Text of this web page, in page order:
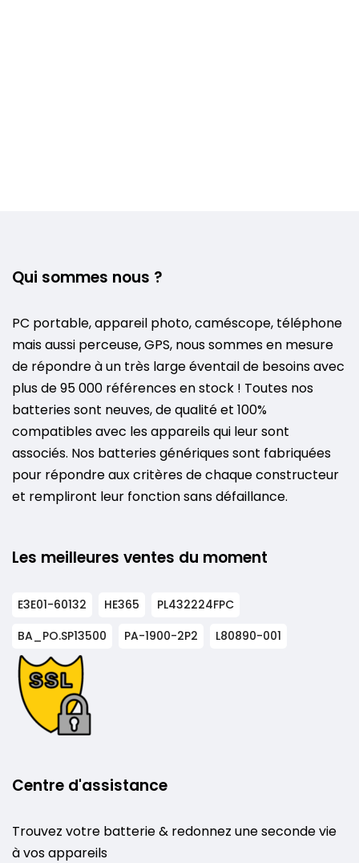
Qui sommes nous ?
PC portable, appareil photo, caméscope, téléphone
mais aussi perceuse, GPS, nous sommes en mesure
de répondre à un très large éventail de besoins avec
plus de 95 000 références en stock ! Toutes nos
batteries sont neuves, de qualité et 100%
compatibles avec les appareils qui leur sont
associés. Nos batteries génériques sont fabriquées
pour répondre aux critères de chaque constructeur
et rempliront leur fonction sans défaillance.
Les meilleures ventes du moment
E3E01-60132 HE365
PL432224FPC
BA_PO.SP13500
PA-1900-2P2 L80890-001
Centre d'assistance
Trouvez votre batterie & redonnez une seconde vie
à vos appareils